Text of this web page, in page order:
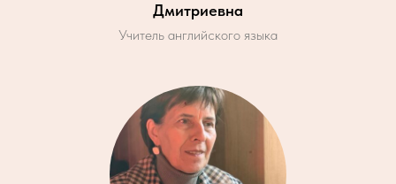
Дмитриевна
Учитель английского языка